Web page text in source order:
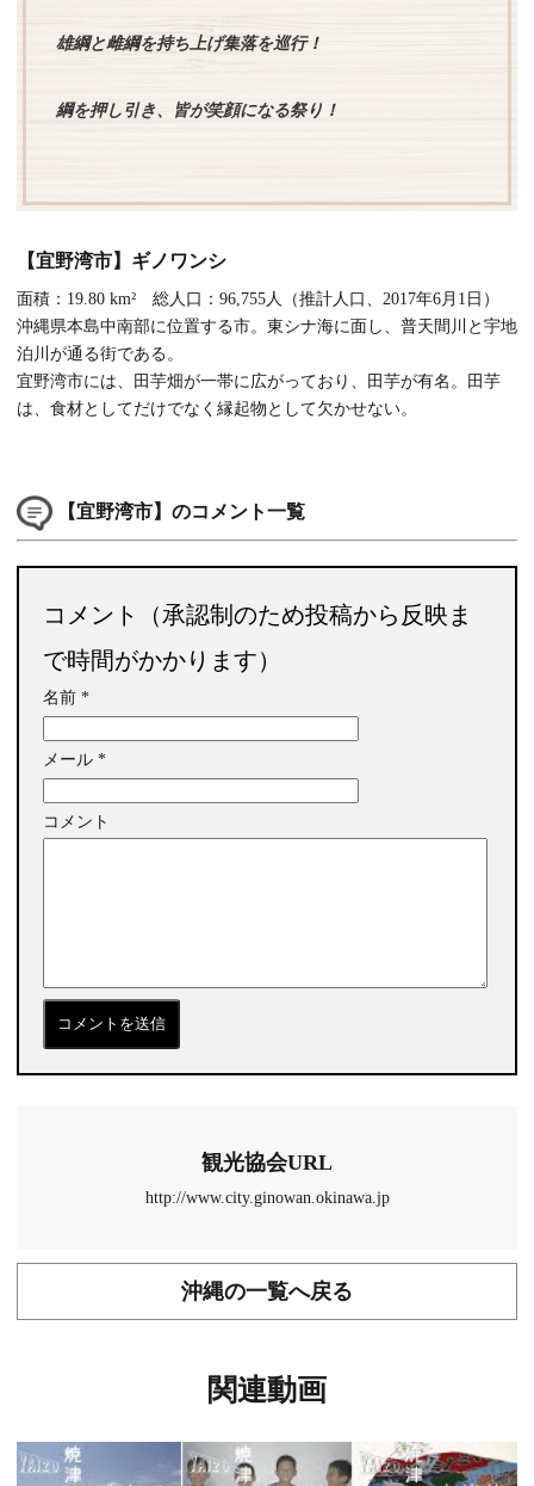
雄綱と雌綱を持ち上げ集落を巡行！
綱を押し引き、皆が笑顔になる祭り！
【宜野湾市】ギノワンシ
面積：19.80 km² 総人口：96,755人（推計人口、2017年6月1日）
沖縄県本島中南部に位置する市。東シナ海に面し、普天間川と宇地
泊川が通る街である。
宜野湾市には、田芋畑が一帯に広がっており、田芋が有名。田芋
は、食材としてだけでなく縁起物として欠かせない。
【宜野湾市】のコメント一覧
コメント（承認制のため投稿から反映ま
で時間がかかります）
名前 *
メール *
コメント
観光協会URL
http://www.city.ginowan.okinawa.jp
沖縄の一覧へ戻る
関連動画